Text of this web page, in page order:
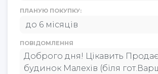
ПЛАНУЮ ПОКУПКУ:
ПОВІДОМЛЕННЯ